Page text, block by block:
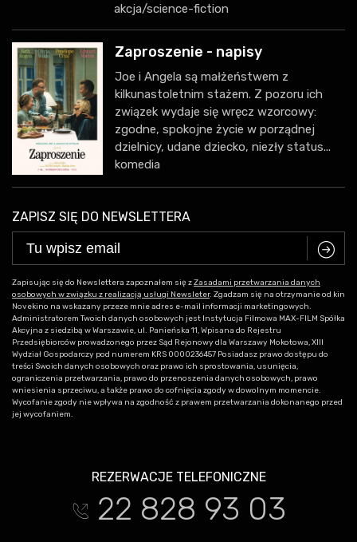
akcja/science-fiction
Zaproszenie - napisy
Joe i Angela są małżeństwem z
kilkunastoletnim stażem. Z pozoru ich
związek wydaje się wręcz wzorcowy:
zgodne, spokojne życie w porządnej
dzielnicy, udane dziecko, niezły status...
komedia
ZAPISZ SIĘ DO NEWSLETTERA
C
Zapisując się do Newslettera zapoznałem się zZasadami przetwarzania danych
osobowych w związku z realizacją usługi Newsleter. Zgadzam się na otrzymanie od kin
Novekino na wskazany przeze mnie adres e-mail informacji marketingowych.
Administratorem Twoich danych osobowych jest Instytucja Filmowa MAX-FILM Spółka
Akcyjna z siedzibą w Warszawie, ul. Panieńska 11, Wpisana do Rejestru
Przedsiębiorców prowadzonego przez Sąd Rejonowy dla Warszawy Mokotowa, XIII
Wydział Gospodarczy pod numerem KRS 0000236457 Posiadasz prawo dostępu do
treści Swoich danych osobowych oraz prawo ich sprostowania, usunięcia,
ograniczenia przetwarzania, prawo do przenoszenia danych osobowych, prawo
wniesienia sprzeciwu, a także prawo do cofnięcia zgody w dowolnym momencie.
Wycofanie zgody nie wpływa na zgodność z prawem przetwarzania dokonanego przed
jej wycofaniem.
REZERWACJE TELEFONICZNE
t 22 828 93 03